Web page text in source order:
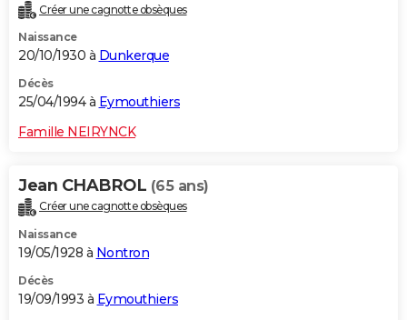
Créer une cagnotte obsèques
Naissance
20/10/1930 à Dunkerque
Décès
25/04/1994 à Eymouthiers
Famille NEIRYNCK
Jean CHABROL (65 ans)
Créer une cagnotte obsèques
Naissance
19/05/1928 à Nontron
Décès
19/09/1993 à Eymouthiers